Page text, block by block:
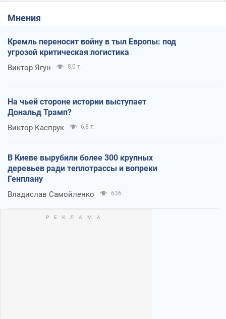
Мнения
Кремль переносит войну в тыл Европы: под
угрозой критическая логистика
Виктор Ягун 8,0 т.
На чьей стороне истории выступает
Дональд Трамп?
Виктор Каспрук 6,8 т.
В Киеве вырубили более 300 крупных
деревьев ради теплотрассы и вопреки
Генплану
Владислав Самойленко 636